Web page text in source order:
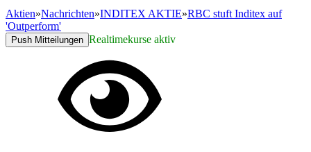
Aktien»Nachrichten»INDITEX AKTIE»RBC stuft Inditex auf
'Outperform'
Push Mitteilungen Realtimekurse aktiv